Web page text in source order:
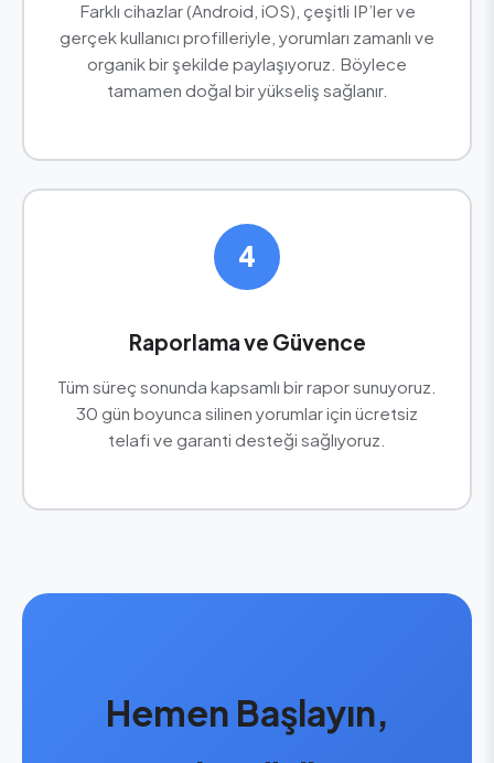
Farklı cihazlar (Android, iOS), çeşitli IP’ler ve
gerçek kullanıcı profilleriyle, yorumları zamanlı ve
organik bir şekilde paylaşıyoruz. Böylece
tamamen doğal bir yükseliş sağlanır.
4
Raporlama ve Güvence
Tüm süreç sonunda kapsamlı bir rapor sunuyoruz.
30 gün boyunca silinen yorumlar için ücretsiz
telafi ve garanti desteği sağlıyoruz.
Hemen Başlayın,